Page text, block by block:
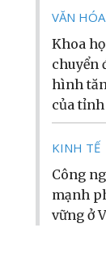
VĂN
Khoa
chuyển
hình
của
KINH TẾ
Công
mạnh
vững ở